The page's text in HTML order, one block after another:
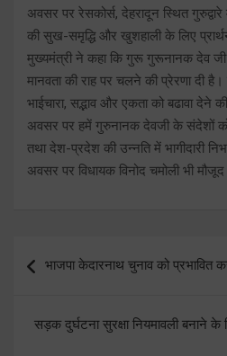
अवसर पर रेसकोर्स, देहरादून स्थित
की सुख-समृद्धि और खुशहाली के लिए
मुख्यमंत्री ने कहा कि गुरू गुरूनानक देव
मानवता की राह पर चलने की प्रेरणा दी
भाईचारा, सद्भाव और एकता को बढावा देने
अवसर पर हमें गुरुनानक देवजी के संदेशों
तथा देश-प्रदेश की उन्नति में भागीदारी
अवसर पर विधायक विनोद चमोली भी
navigation
भाजपा केदारनाथ चुनाव को प्रभावित
सड़क दुर्घटना सुरक्षा नियमावली बनाने के